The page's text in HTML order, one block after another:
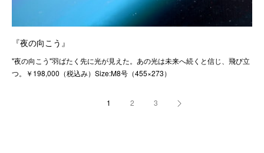
『夜の向こう』
"夜の向こう"羽ばたく先に光が見えた。あの光は未来へ続くと信じ、飛び立
つ。￥198,000（税込み）Size:M8号（455×273）
1 2 3